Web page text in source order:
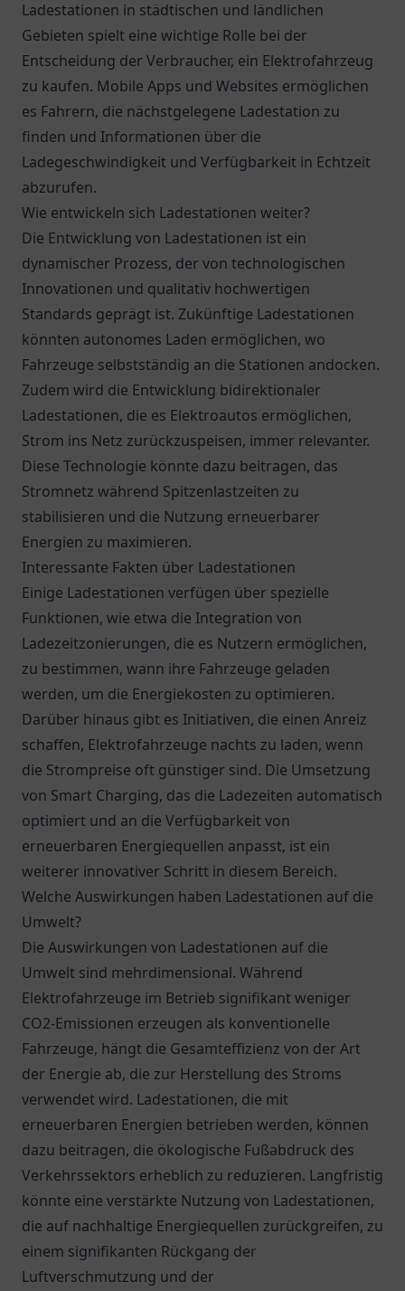
Ladestationen in städtischen und ländlichen
Gebieten spielt eine wichtige Rolle bei der
Entscheidung der Verbraucher, ein Elektrofahrzeug
zu kaufen. Mobile Apps und Websites ermöglichen
es Fahrern, die nächstgelegene Ladestation zu
finden und Informationen über die
Ladegeschwindigkeit und Verfügbarkeit in Echtzeit
abzurufen.
Wie entwickeln sich Ladestationen weiter?
Die Entwicklung von Ladestationen ist ein
dynamischer Prozess, der von technologischen
Innovationen und qualitativ hochwertigen
Standards geprägt ist. Zukünftige Ladestationen
könnten autonomes Laden ermöglichen, wo
Fahrzeuge selbstständig an die Stationen andocken.
Zudem wird die Entwicklung bidirektionaler
Ladestationen, die es Elektroautos ermöglichen,
Strom ins Netz zurückzuspeisen, immer relevanter.
Diese Technologie könnte dazu beitragen, das
Stromnetz während Spitzenlastzeiten zu
stabilisieren und die Nutzung erneuerbarer
Energien zu maximieren.
Interessante Fakten über Ladestationen
Einige Ladestationen verfügen über spezielle
Funktionen, wie etwa die Integration von
Ladezeitzonierungen, die es Nutzern ermöglichen,
zu bestimmen, wann ihre Fahrzeuge geladen
werden, um die Energiekosten zu optimieren.
Darüber hinaus gibt es Initiativen, die einen Anreiz
schaffen, Elektrofahrzeuge nachts zu laden, wenn
die Strompreise oft günstiger sind. Die Umsetzung
von Smart Charging, das die Ladezeiten automatisch
optimiert und an die Verfügbarkeit von
erneuerbaren Energiequellen anpasst, ist ein
weiterer innovativer Schritt in diesem Bereich.
Welche Auswirkungen haben Ladestationen auf die
Umwelt?
Die Auswirkungen von Ladestationen auf die
Umwelt sind mehrdimensional. Während
Elektrofahrzeuge im Betrieb signifikant weniger
CO2-Emissionen erzeugen als konventionelle
Fahrzeuge, hängt die Gesamteffizienz von der Art
der Energie ab, die zur Herstellung des Stroms
verwendet wird. Ladestationen, die mit
erneuerbaren Energien betrieben werden, können
dazu beitragen, die ökologische Fußabdruck des
Verkehrssektors erheblich zu reduzieren. Langfristig
könnte eine verstärkte Nutzung von Ladestationen,
die auf nachhaltige Energiequellen zurückgreifen, zu
einem signifikanten Rückgang der
Luftverschmutzung und der